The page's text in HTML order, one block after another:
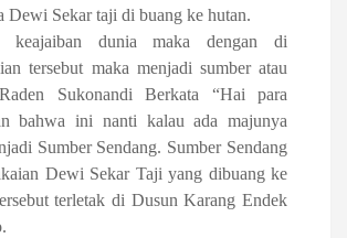
Dewi Sekar taji di buang ke hutan.
keajaiban dunia maka dengan di
tersebut maka menjadi sumber atau
Sukonandi Berkata “Hai para
bahwa ini nanti kalau ada majunya
Sumber Sendang. Sumber Sendang
Dewi Sekar Taji yang dibuang ke
terletak di Dusun Karang Endek